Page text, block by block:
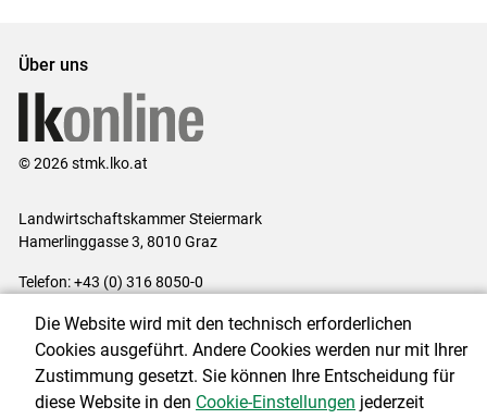
Über uns
© 2026 stmk.lko.at
Landwirtschaftskammer Steiermark
Hamerlinggasse 3, 8010 Graz
Telefon: +43 (0) 316 8050-0
Impressum|Kontakt|Datenschutzerklärung|Barrierefreiheit|
Cookie-Einstellungen
Die Website wird mit den technisch erforderlichen
Cookies ausgeführt. Andere Cookies werden nur mit Ihrer
Zustimmung gesetzt. Sie können Ihre Entscheidung für
diese Website in den Cookie-Einstellungen jederzeit